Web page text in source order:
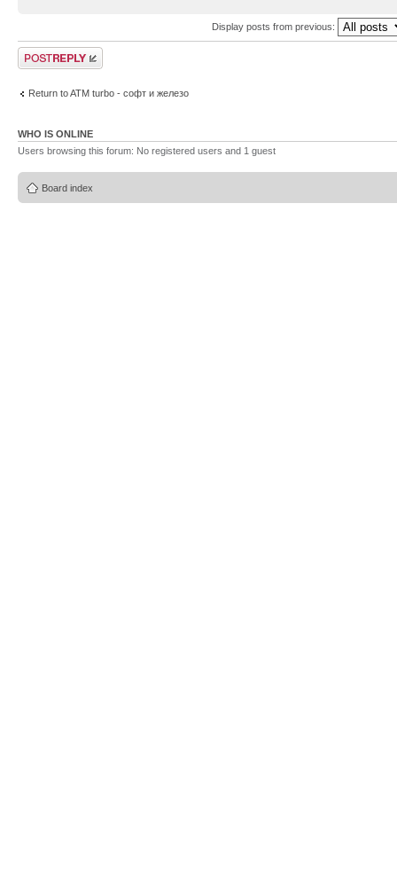
Display posts from previous:
Post a reply
Return to ATM turbo - софт и железо
WHO IS ONLINE
Users browsing this forum: No registered users and 1 guest
Board index